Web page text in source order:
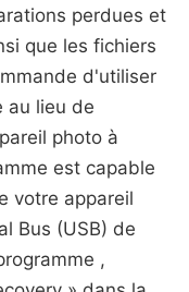
perdues et
que les fichiers
d'utiliser
au lieu de
photo à
est capable
votre appareil
Bus (USB) de
,